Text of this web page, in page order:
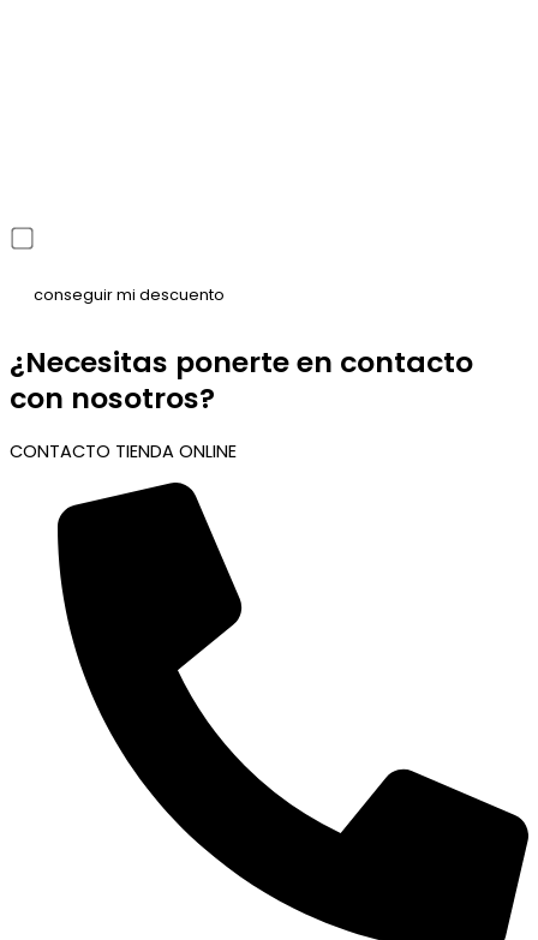
¿Necesitas ponerte en contacto
con nosotros?
CONTACTO TIENDA ONLINE